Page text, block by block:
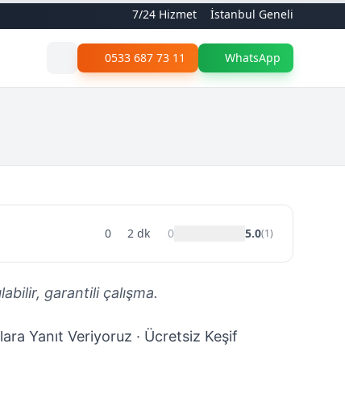
7/24 Hizmet İstanbul Geneli
0533 687 73 11 WhatsApp
0 2dk 0 5.0(1)
garantili çalışma.
Yanıt Veriyoruz · Ücretsiz Keşif